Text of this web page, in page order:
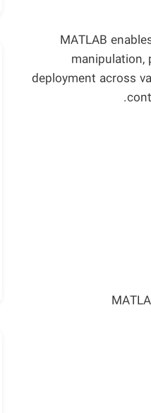
MATLAB
manipulation,
deployment across